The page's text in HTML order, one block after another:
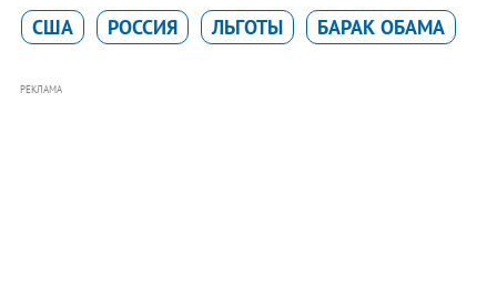
США РОССИЯ ЛЬГОТЫ БАРАК ОБАМА
РЕКЛАМА